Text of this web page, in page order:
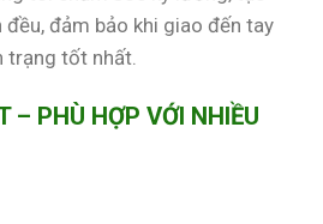
đều, đảm bảo khi giao đến tay
trạng tốt nhất.
– PHÙ HỢP VỚI NHIỀU